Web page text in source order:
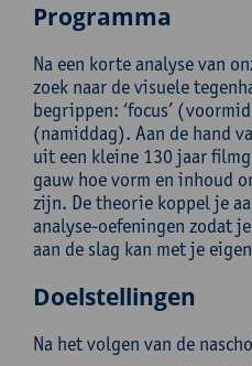
Programma
Na een korte analyse van
zoek naar de visuele
begrippen: ‘focus’
(namiddag). Aan de hand
uit een kleine 130 jaar
gauw hoe vorm en inhoud
zijn. De theorie koppel je
analyse-oefeningen zodat
aan de slag kan met je
Doelstellingen
Na het volgen van de